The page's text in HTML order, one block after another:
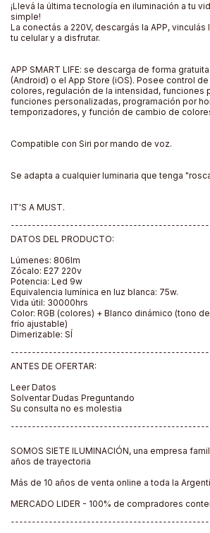
¡Llevá la última tecnología en iluminación a tu
simple!
La conectás a 220V, descargás la APP, vinculás
tu celular y a disfrutar.
APP SMART LIFE: se descarga de forma
(Android) o el App Store (iOS). Posee control
colores, regulación de la intensidad, funciones
funciones personalizadas, programación por
temporizadores, y función de cambio de
Compatible con Siri por mando de voz.
Se adapta a cualquier luminaria que tenga
IT'S A MUST.
DATOS DEL PRODUCTO:
Lúmenes: 806lm
Zócalo: E27 220v
Potencia: Led 9w
Equivalencia lumínica en luz blanca: 75w.
Vida útil: 30000hrs
Color: RGB (colores) + Blanco dinámico (tono
frío ajustable)
Dimerizable: SÍ
ANTES DE OFERTAR:
Leer Datos
Solventar Dudas Preguntando
Su consulta no es molestia
SOMOS SIETE ILUMINACIÓN, una empresa
años de trayectoria
Más de 10 años de venta online a toda la
MERCADO LIDER - 100% de compradores